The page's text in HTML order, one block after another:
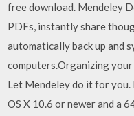
free download. Mendeley
PDFs, instantly share
automatically back up and
computers.Organizing your
Let Mendeley do it for
OS X 10.6 or newer and a